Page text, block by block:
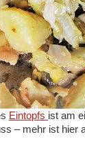
Eintopfs ist am
– mehr ist hier